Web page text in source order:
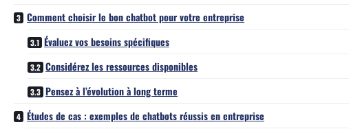
Comment choisir le bon chatbot pour votre entreprise
Évaluez vos besoins spécifiques
Considérez les ressources disponibles
Pensez à l’évolution à long terme
Études de cas : exemples de chatbots réussis en entreprise